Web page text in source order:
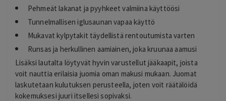
Pehmeät lakanat ja pyyhkeet valmiina käyttöösi
Tunnelmallisen iglusaunan vapaa käyttö
Mukavat kylpytakit täydellistä rentoutumista varten
Runsas ja herkullinen aamiainen, joka kruunaa aamusi
Lisäksi lautalta löytyvät hyvin varustellut jääkaapit, joista
voit nauttia erilaisia juomia oman makusi mukaan. Juomat
laskutetaan kulutuksen perusteella, joten voit räätälöidä
kokemuksesi juuri itsellesi sopivaksi.